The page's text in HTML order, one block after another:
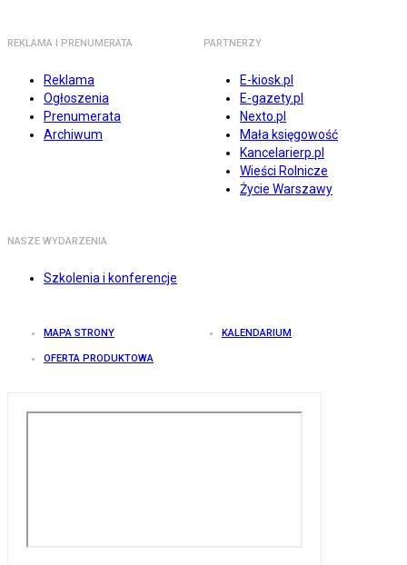
REKLAMA I PRENUMERATA
Reklama
Ogłoszenia
Prenumerata
Archiwum
PARTNERZY
E-kiosk.pl
E-gazety.pl
Nexto.pl
Mała księgowość
Kancelarierp.pl
Wieści Rolnicze
Życie Warszawy
NASZE WYDARZENIA
Szkolenia i konferencje
MAPA STRONY KALENDARIUM
OFERTA PRODUKTOWA